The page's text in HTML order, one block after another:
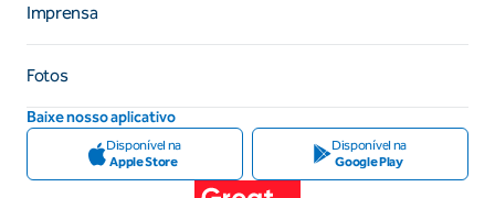
Imprensa
Fotos
Baixe nosso aplicativo
Disponível na
Apple Store
Disponível na
Google Play